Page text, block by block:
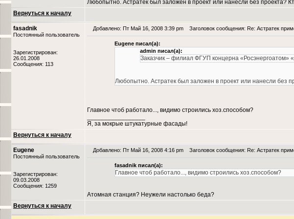
Любопытно. Астратек был заложен в проект или нанесли без проекта?
Вернуться к началу
fasadnik
Постоянный пользователь
Зарегистрирован:
26.01.2008
Сообщения: 113
Добавлено: Пт Май 16, 2008 3:39 pm Заголовок сообщения: Re: Астратек
Eugene писал(а):
admin писал(а):
Заказчик – филиал ФГУП концерна «Росэнергоатом»
Любопытно. Астратек был заложен в проект или нанесли без
Главное чтоб работало..., видимо строились хоз.способом?
Я, за мокрые штукатурные фасады!
Вернуться к началу
Eugene
Постоянный пользователь
Зарегистрирован:
09.03.2008
Сообщения: 1259
Добавлено: Пт Май 16, 2008 4:16 pm Заголовок сообщения: Re: Астратек
fasadnik писал(а):
Главное чтоб работало..., видимо строились хоз.способом?
Атомная станция? Неужели настолько беда?
Вернуться к началу